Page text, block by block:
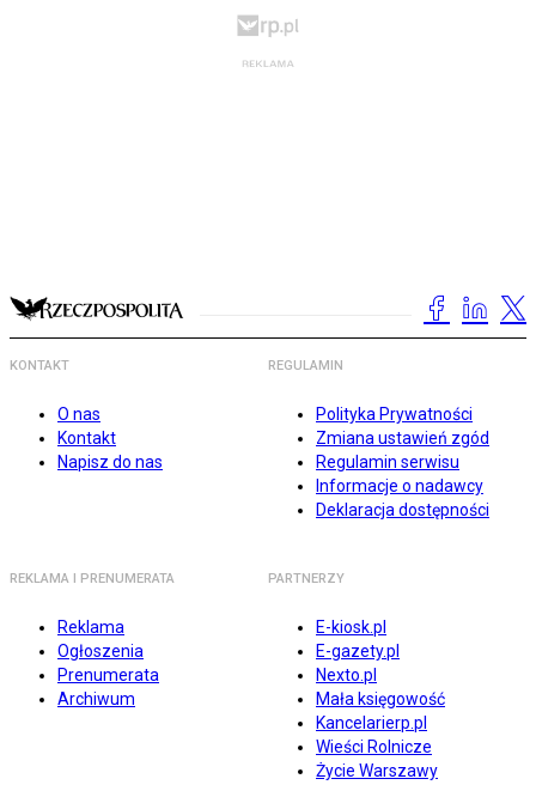
KONTAKT
O nas
Kontakt
Napisz do nas
REGULAMIN
Polityka Prywatności
Zmiana ustawień zgód
Regulamin serwisu
Informacje o nadawcy
Deklaracja dostępności
REKLAMA I PRENUMERATA
Reklama
Ogłoszenia
Prenumerata
Archiwum
PARTNERZY
E-kiosk.pl
E-gazety.pl
Nexto.pl
Mała księgowość
Kancelarierp.pl
Wieści Rolnicze
Życie Warszawy